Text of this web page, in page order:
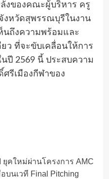
ณะผู้บริหาร ครู
งหวัดสุพรรณบุรีในงาน
นถึงความพร้อมและ
ว ที่จะขับเคลื่อนให้การ
ปี 2569 นี้ ประสบความ
รีเมืองกีฬาของ
คใหม่ผ่านโครงการ AMC
นเวที Final Pitching